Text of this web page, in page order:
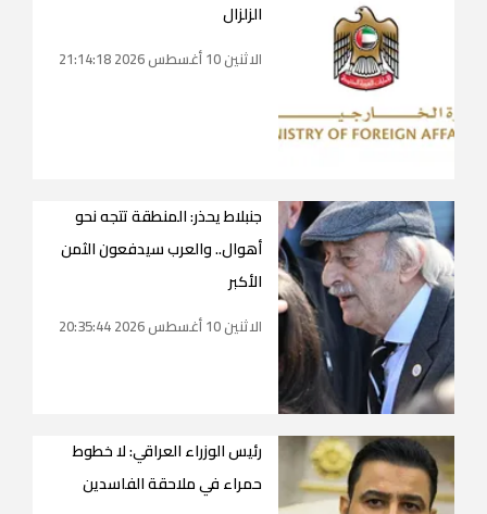
الزلزال
الاثنين 10 أغسطس 2026 21:14:18
جنبلاط يحذر: المنطقة تتجه نحو
أهوال.. والعرب سيدفعون الثمن
الأكبر
الاثنين 10 أغسطس 2026 20:35:44
رئيس الوزراء العراقي: لا خطوط
حمراء في ملاحقة الفاسدين